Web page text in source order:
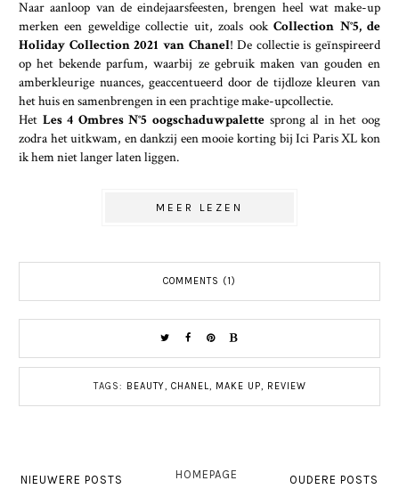
Naar aanloop van de eindejaarsfeesten, brengen heel wat make-up
merken een geweldige collectie uit, zoals ookCollection N°5, de
Holiday Collection 2021 van Chanel! De collectie is geïnspireerd
op het bekende parfum, waarbij ze gebruik maken van gouden en
amberkleurige nuances, geaccentueerd door de tijdloze kleuren van
het huis en samenbrengen in een prachtige make-upcollectie.
Het Les 4 Ombres N°5 oogschaduwpalette sprong al in het oog
zodra het uitkwam, en dankzij een mooie korting bij Ici Paris XL kon
ik hem niet langer laten liggen.
MEER LEZEN
COMMENTS (1)
TAGS: BEAUTY, CHANEL, MAKE UP, REVIEW
NIEUWERE POSTS OUDERE POSTS
HOMEPAGE